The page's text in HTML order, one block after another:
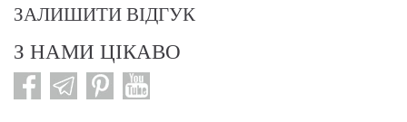
ЗАЛИШИТИ ВІДГУК
З НАМИ ЦІКАВО